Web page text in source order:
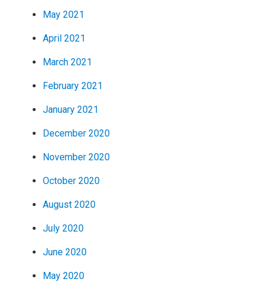
May 2021
April 2021
March 2021
February 2021
January 2021
December 2020
November 2020
October 2020
August 2020
July 2020
June 2020
May 2020